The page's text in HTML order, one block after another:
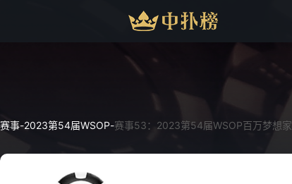
赛事-2023第54届WSOP-赛事53：2023第54届WSOP百万梦想家